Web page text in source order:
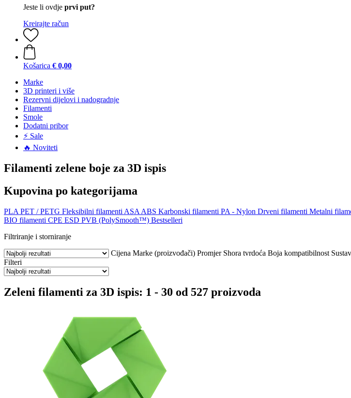
Jeste li ovdje prvi put?
Kreirajte račun
Košarica € 0,00
Marke
3D printeri i više
Rezervni dijelovi i nadogradnje
Filamenti
Smole
Dodatni pribor
⚡ Sale
🔥 Noviteti
Filamenti zelene boje za 3D ispis
Kupovina po kategorijama
PLA PET / PETG Fleksibilni filamenti ASA ABS Karbonski filamenti PA - Nylon Drveni filamenti Metalni
BIO filamenti CPE ESD PVB (PolySmooth™) Bestselleri
Filtriranje i storniranje
Cijena Marke (proizvođači) Promjer Shora tvrdoća Boja kompatibilnost Sustav
Filteri
Zeleni filamenti za 3D ispis: 1 - 30 od 527 proizvoda